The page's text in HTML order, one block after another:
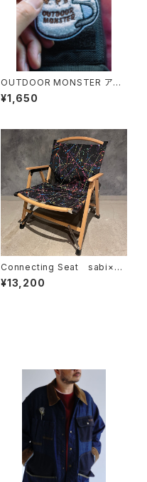
OUTDOOR MONSTER アウ
トドアモンスター モフモフワッペ
ン sabi別注 カップ
¥1,650
Connecting Seat sabi×KA
MU Splatter Paint
¥13,200